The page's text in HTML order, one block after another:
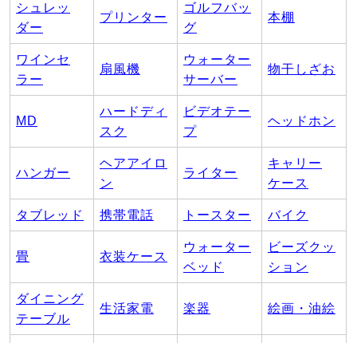
シュレッ
ダー
プリンター
ゴルフバッ
グ
本棚
ワインセ
ラー
扇風機
ウォーター
サーバー
物干しざお
MD
ハードディ
スク
ビデオテー
プ
ヘッドホン
ハンガー
ヘアアイロ
ン
ライター
キャリー
ケース
タブレッド 携帯電話 トースター バイク
畳 衣装ケース
ウォーター
ベッド
ビーズクッ
ション
ダイニング
テーブル
生活家電 楽器 絵画・油絵